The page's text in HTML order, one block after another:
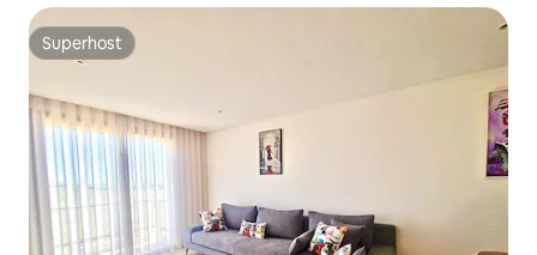
Superhost
Superhost